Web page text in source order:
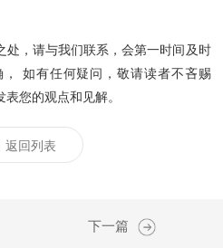
处，请与我们联系，会第一时间及时
如有任何疑问，敬请读者不吝赐
您的观点和见解。
返回列表
下一篇